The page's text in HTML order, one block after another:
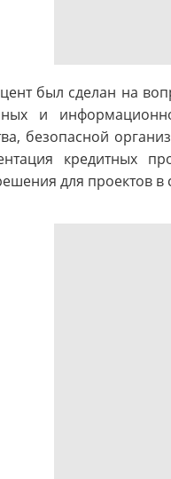
был сделан на
и
безопасной
кредитных
для проектов в